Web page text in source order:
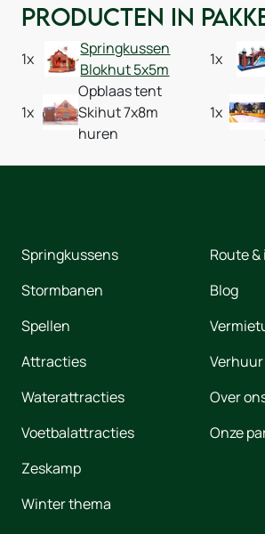
Producten in
1x
Springkussen
Blokhut 5x5m
1x
1x
Opblaas tent
Skihut 7x8m
huren
1x
Springkussens
Stormbanen
Spellen
Attracties
Waterattracties
Voetbalattracties
Zeskamp
Winter thema
Route
Blog
Over
Onze